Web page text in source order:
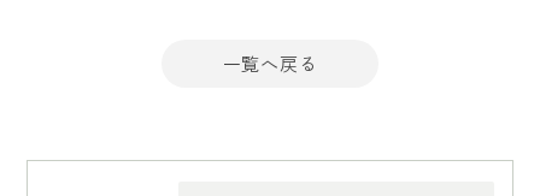
一覧へ戻る